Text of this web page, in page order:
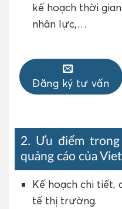
kế hoạch thời
nhân lực,…
Đăng ký tư vấn
2. Ưu điểm
quảng cáo của
Kế hoạch chi tiết,
tế thị trường.